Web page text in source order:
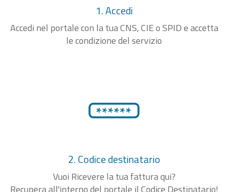
1. Accedi
Accedi nel portale con la tua CNS, CIE o SPID e accetta
le condizione del servizio
2. Codice destinatario
Vuoi Ricevere la tua fattura qui?
Recupera all'interno del portale il Codice Destinatario!